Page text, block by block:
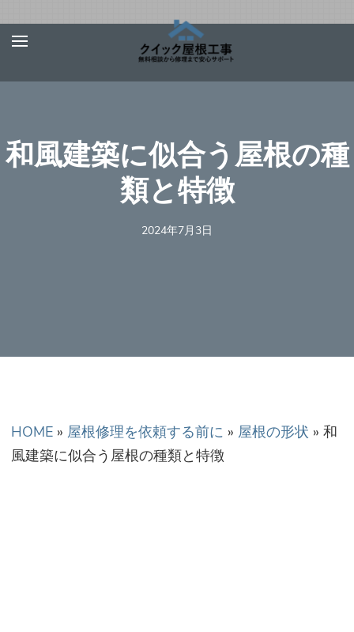
Skip
content
雨漏りの修理
樋、雨漏りの修理を
行う地元の優良工事
正金額での修理・工
和風建築に似合う屋根の種
類と特徴
2024年7月3日
HOME » 屋根修理を依頼する前に » 屋根の形状 » 和
風建築に似合う屋根の種類と特徴